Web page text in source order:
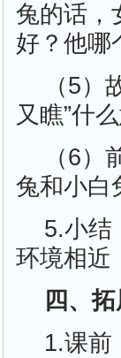
兔的话，
好？他哪
（5
又瞧”什
（6
兔和小白
5.小结
环境相近
四、
1.课前